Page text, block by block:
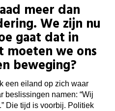
meer dan
We zijn nu
gaat dat in
moeten we ons
beweging?
een eiland op zich waar
beslissingen namen: “Wij
Die tijd is voorbij. Politiek